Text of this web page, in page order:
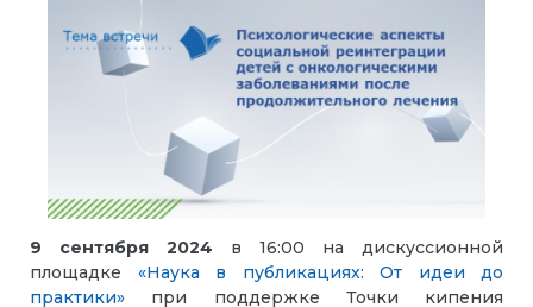
9 сентября 2024
в 16:00 на дискуссионной
площадке
«Наука в публикациях: От идеи до
практики»
при поддержке Точки кипения